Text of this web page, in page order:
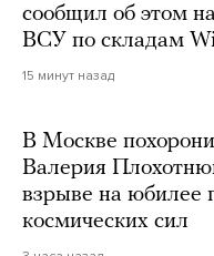
сообщил об этом
ВСУ по складам
15 минут назад
В Москве
Валерия
взрыве на юбилее
космических сил